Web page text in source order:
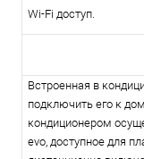
Wi-Fi доступ.
Встроенная в
подключить его к
кондиционером
evo, доступное для